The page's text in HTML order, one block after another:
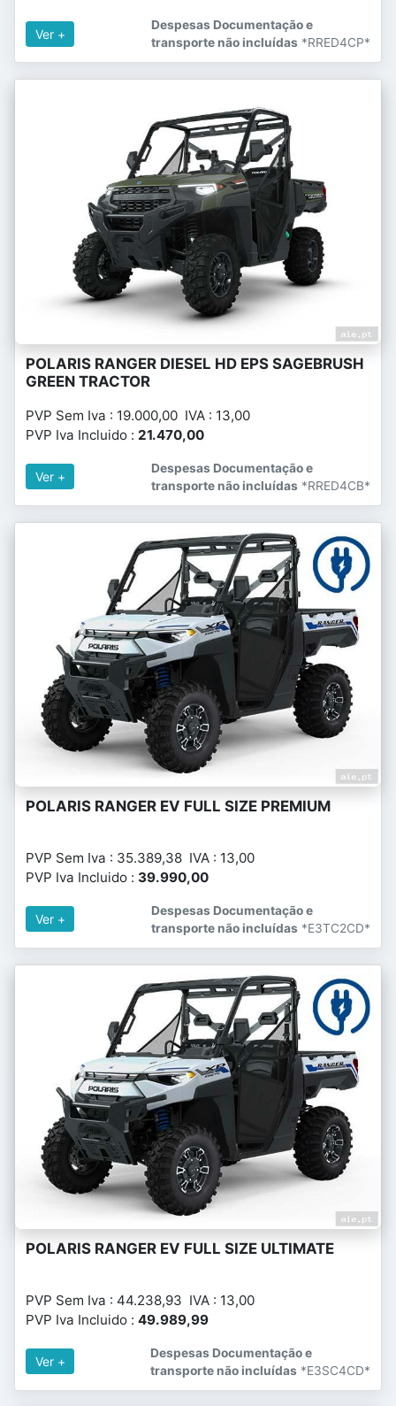
Ver +
Despesas Documentação e
transporte não incluídas *RRED4CP*
POLARIS RANGER DIESEL HD EPS SAGEBRUSH
GREEN TRACTOR
PVP Sem Iva : 19.000,00 IVA : 13,00
PVP Iva Incluido : 21.470,00
Ver +
Despesas Documentação e
transporte não incluídas *RRED4CB*
POLARIS RANGER EV FULL SIZE PREMIUM
PVP Sem Iva : 35.389,38 IVA : 13,00
PVP Iva Incluido : 39.990,00
Ver +
Despesas Documentação e
transporte não incluídas *E3TC2CD*
POLARIS RANGER EV FULL SIZE ULTIMATE
PVP Sem Iva : 44.238,93 IVA : 13,00
PVP Iva Incluido : 49.989,99
Ver +
Despesas Documentação e
transporte não incluídas *E3SC4CD*